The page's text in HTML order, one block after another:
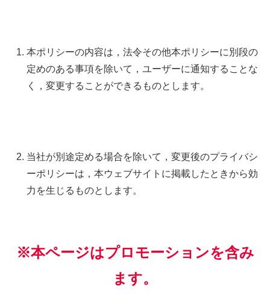
本ポリシーの内容は，法令その他本ポリシーに別段の
定めのある事項を除いて，ユーザーに通知することな
く，変更することができるものとします。
当社が別途定める場合を除いて，変更後のプライバシ
ーポリシーは，本ウェブサイトに掲載したときから効
力を生じるものとします。
※本ページはプロモーションを含み
ます。